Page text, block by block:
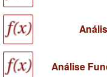
Análise